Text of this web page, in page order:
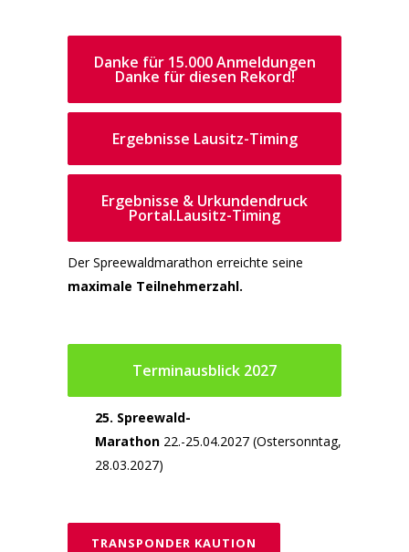
Danke für 15.000 Anmeldungen
Danke für diesen Rekord!
Ergebnisse Lausitz-Timing
Ergebnisse & Urkundendruck
Portal.Lausitz-Timing
Der Spreewaldmarathon erreichte seine
maximale Teilnehmerzahl.
Terminausblick 2027
25. Spreewald-
Marathon 22.-25.04.2027 (Ostersonntag,
28.03.2027)
TRANSPONDER KAUTION